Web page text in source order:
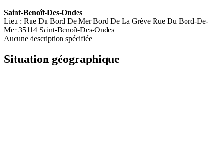
Saint-Benoît-Des-Ondes
Lieu : Rue Du Bord De Mer Bord De La Grève Rue Du Bord-De-
Mer 35114 Saint-Benoît-Des-Ondes
Aucune description spécifiée
Situation géographique